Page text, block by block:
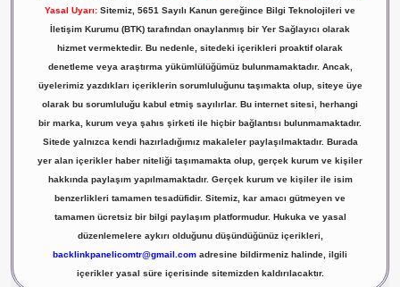
Yasal Uyarı: Sitemiz, 5651 Sayılı Kanun gereğince Bilgi Teknolojileri ve
İletişim Kurumu (BTK) tarafından onaylanmış bir Yer Sağlayıcı olarak
hizmet vermektedir. Bu nedenle, sitedeki içerikleri proaktif olarak
denetleme veya araştırma yükümlülüğümüz bulunmamaktadır. Ancak,
üyelerimiz yazdıkları içeriklerin sorumluluğunu taşımakta olup, siteye üye
olarak bu sorumluluğu kabul etmiş sayılırlar. Bu internet sitesi, herhangi
bir marka, kurum veya şahıs şirketi ile hiçbir bağlantısı bulunmamaktadır.
Sitede yalnızca kendi hazırladığımız makaleler paylaşılmaktadır. Burada
yer alan içerikler haber niteliği taşımamakta olup, gerçek kurum ve kişiler
hakkında paylaşım yapılmamaktadır. Gerçek kurum ve kişiler ile isim
benzerlikleri tamamen tesadüfidir. Sitemiz, kar amacı gütmeyen ve
tamamen ücretsiz bir bilgi paylaşım platformudur. Hukuka ve yasal
düzenlemelere aykırı olduğunu düşündüğünüz içerikleri,
backlinkpanelicomtr@gmail.com adresine bildirmeniz halinde, ilgili
içerikler yasal süre içerisinde sitemizden kaldırılacaktır.